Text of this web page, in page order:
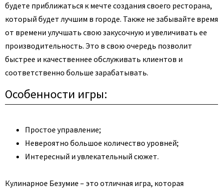
будете приближаться к мечте создания своего ресторана,
который будет лучшим в городе. Также не забывайте время
от времени улучшать свою закусочную и увеличивать ее
производительность. Это в свою очередь позволит
быстрее и качественнее обслуживать клиентов и
соответственно больше зарабатывать.
Особенности игры:
Простое управление;
Невероятно большое количество уровней;
Интересный и увлекательный сюжет.
Кулинарное Безумие – это отличная игра, которая